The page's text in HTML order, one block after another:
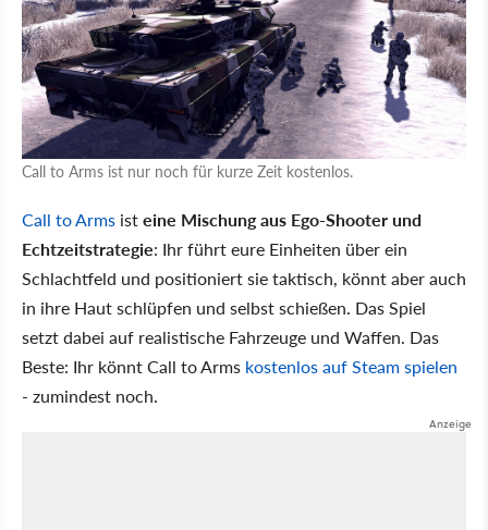
Call to Arms ist nur noch für kurze Zeit kostenlos.
Call to Arms isteine Mischung aus Ego-Shooter und
Echtzeitstrategie: Ihr führt eure Einheiten über ein
Schlachtfeld und positioniert sie taktisch, könnt aber auch
in ihre Haut schlüpfen und selbst schießen. Das Spiel
setzt dabei auf realistische Fahrzeuge und Waffen. Das
Beste: Ihr könnt Call to Arms kostenlos auf Steam spielen
- zumindest noch.